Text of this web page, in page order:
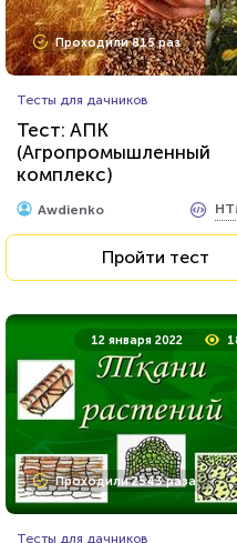
Проходили 815 раз
Тесты для дачников
Тест: АПК
(Агропромышленный
комплекс)
Awdienko
Пройти тест
12 января 2022
Проходили 2543 раза
Тесты для дачников